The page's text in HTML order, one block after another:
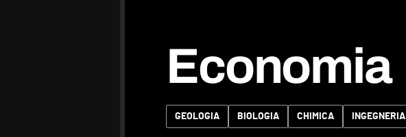
Economia
GEOLOGIA BIOLOGIA CHIMICA INGEGNERIA